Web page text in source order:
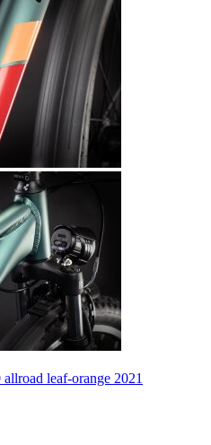
leaf-orange 2021